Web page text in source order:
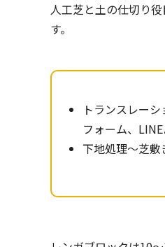
人工芝と土の仕切り
す。
トランスレー
フォーム、
下地処理～芝